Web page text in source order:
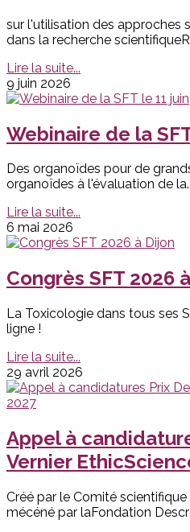
sur l'utilisation des approches
dans la recherche
Lire la suite...
9 juin 2026
Webinaire de la
Des organoïdes pour de
organoïdes à l'évaluation de
Lire la suite...
6 mai 2026
Congrès SFT 2026
La Toxicologie dans tous ses
ligne !
Lire la suite...
29 avril 2026
Appel à
Vernier
Créé par le Comité
mécéné par laFondation